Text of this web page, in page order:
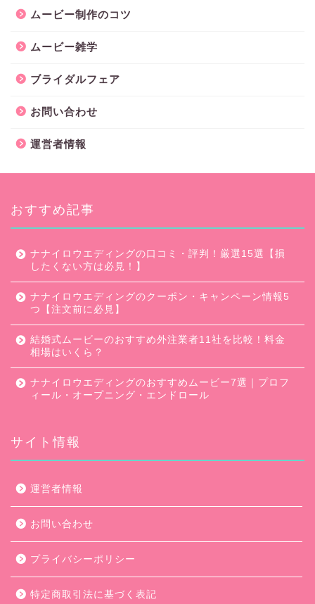
ムービー制作のコツ
ムービー雑学
ブライダルフェア
お問い合わせ
運営者情報
おすすめ記事
ナナイロウエディングの口コミ・評判！厳選15選【損
したくない方は必見！】
ナナイロウエディングのクーポン・キャンペーン情報5
つ【注文前に必見】
結婚式ムービーのおすすめ外注業者11社を比較！料金
相場はいくら？
ナナイロウエディングのおすすめムービー7選｜プロフ
ィール・オープニング・エンドロール
サイト情報
運営者情報
お問い合わせ
プライバシーポリシー
特定商取引法に基づく表記ムービー制作のコツ